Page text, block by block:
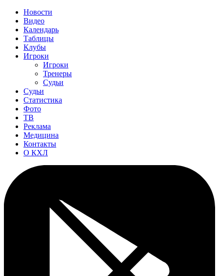
Новости
Видео
Календарь
Таблицы
Клубы
Игроки
Игроки
Тренеры
Судьи
Судьи
Статистика
Фото
ТВ
Реклама
Медицина
Контакты
О КХЛ